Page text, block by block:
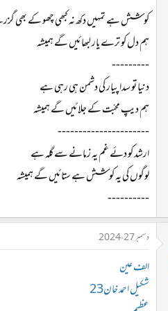
کوشش ہے تمہیں دکھ نہ کبھی چھو کے بھی
ہم دل کو ترے یار لبھائیں گے ہمیشہ
---------
دنیا تو سدا پیار کی دشمن ہی رہی ہے
ہم دیپ محبّت کے جلائیں گے ہمیشہ
----------------------
ارشد کو دئے غم یہ زمانے سے گلہ ہے
لوگوں کی یہ کوشش ہے ستائیں گے ہمیشہ
----------
دسمبر 27، 2024
الف عین
شکیل احمد خان23